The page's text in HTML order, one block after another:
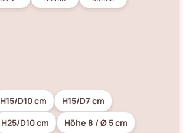
H15/D10 cm
H15/D7 cm
H25/D10 cm Höhe 8 / Ø 5 cm